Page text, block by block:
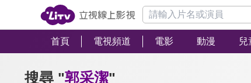
首頁 電視頻道 電影 動漫 兒
搜尋 "郭采潔"